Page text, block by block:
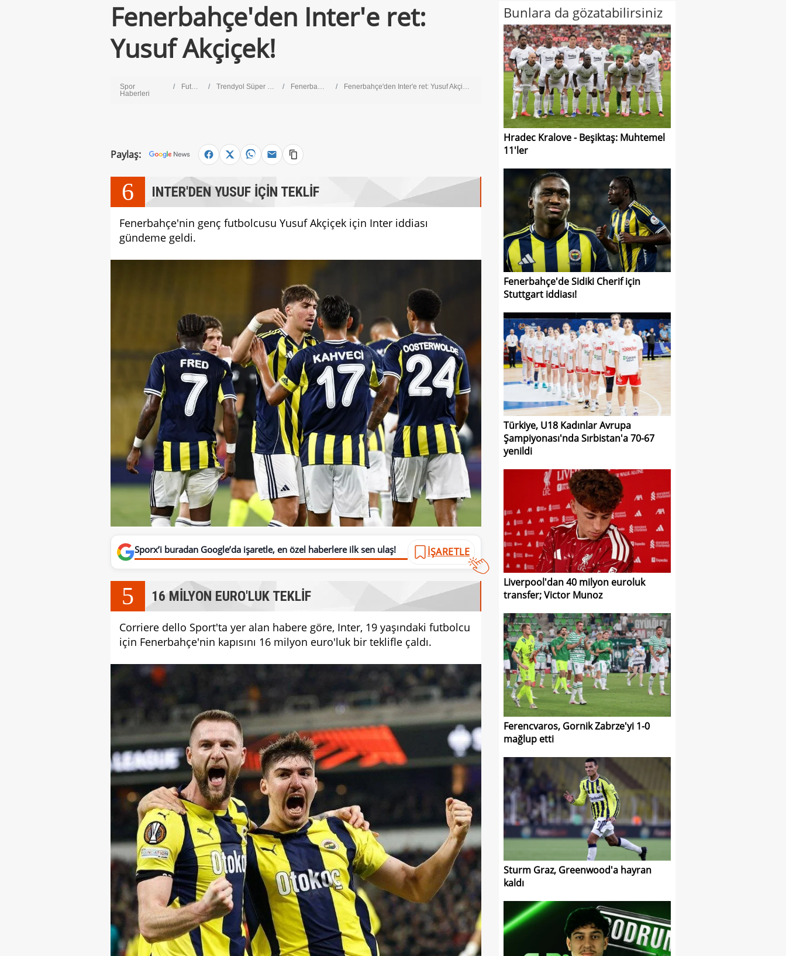
Fenerbahçe'den Inter'e ret:
Yusuf Akçiçek!
Spor
Haberleri
Futbol Trendyol Süper Lig Fenerbahçe Fenerbahçe'den Inter'e ret: Yusuf Akçiçek!
Paylaş:
6 INTER'DEN YUSUF İÇİN TEKLİF
Fenerbahçe'nin genç futbolcusu Yusuf Akçiçek için Inter iddiası
gündeme geldi.
Sporx’i buradan Google’da işaretle, en özel haberlere ilk sen ulaş! İŞARETLE
5 16 MİLYON EURO'LUK TEKLİF
Corriere dello Sport'ta yer alan habere göre, Inter, 19 yaşındaki futbolcu
için Fenerbahçe'nin kapısını 16 milyon euro'luk bir teklifle çaldı.
Bunlara da gözatabilirsiniz
Hradec Kralove - Beşiktaş: Muhtemel
11'ler
Fenerbahçe'de Sidiki Cherif için
Stuttgart iddiası!
Türkiye, U18 Kadınlar Avrupa
Şampiyonası'nda Sırbistan'a 70-67
yenildi
Liverpool'dan 40 milyon euroluk
transfer; Victor Munoz
Ferencvaros, Gornik Zabrze'yi 1-0
mağlup etti
Sturm Graz, Greenwood'a hayran
kaldı